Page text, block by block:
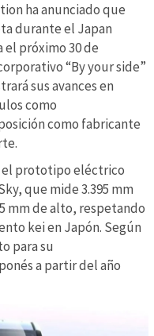
ha anunciado que
durante el Japan
el próximo 30 de
“By your side”
sus avances en
como
como fabricante
el prototipo eléctrico
que mide 3.395 mm
mm de alto, respetando
kei en Japón. Según
para su
a partir del año